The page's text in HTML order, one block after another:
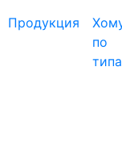
Продукция
по